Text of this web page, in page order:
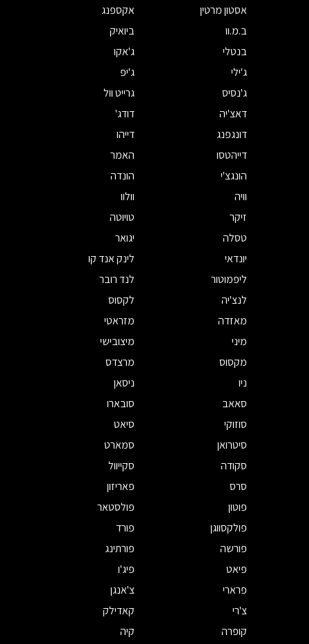
אסטון מרטין
אקספנג
ב.מ.וו
ביואיק
בנטלי
ג'אקו
ג'ילי
ג'יפ
ג'נסיס
גרייט וול
דאצ'יה
דודג'
דונגפנג
דייהו
דייהטסו
האמר
הונגצ'י
הונדה
וויה
וולוו
זיקר
טויוטה
טסלה
יגואר
יונדאי
לינק אנד קו
ליפמוטור
לנד רובר
לנצ'יה
לקסוס
מאזדה
מזראטי
מיני
מיצובישי
מקסוס
מרצדס
ניו
ניסאן
סאאב
סובארו
סוזוקי
סיאט
סיטרואן
סמארט
סקודה
סקייוול
סרס
פאריזון
פוטון
פולסטאר
פולקסווגן
פורד
פורשה
פורתינג
פיאט
פיג'ו
פרארי
צ'אנגן
צ'רי
קאדילק
קופרה
קיה